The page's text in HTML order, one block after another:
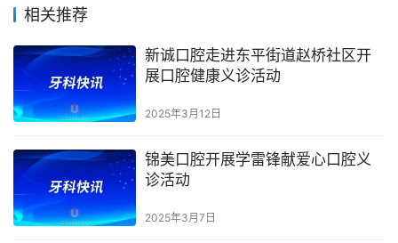
相关推荐
新诚口腔走进东平街道赵桥社区开
展口腔健康义诊活动
2025年3月12日
锦美口腔开展学雷锋献爱心口腔义
诊活动
2025年3月7日